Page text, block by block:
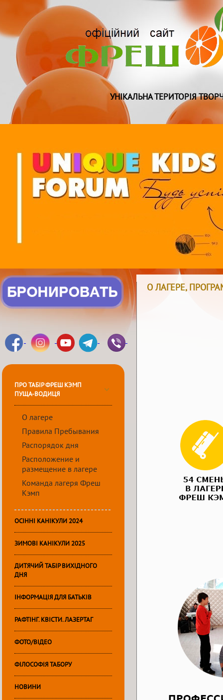
УНІКАЛЬНА ТЕРИТОРІЯ
ПРО ТАБІР ФРЕШ КЭМП
ПУЩА-ВОДИЦЯ
О лагере
Правила Пребывания
Распорядок дня
Расположение и
размещение в лагере
Команда лагеря Фреш
Кэмп
ОСІННІ КАНІКУЛИ 2024
ЗИМОВІ КАНІКУЛИ 2025
ДИТЯЧИЙ ТАБІР ВИХІДНОГО
ДНЯ
ІНФОРМАЦІЯ ДЛЯ БАТЬКІВ
РАФТІНГ. КВІСТИ. ЛАЗЕРТАГ
ФОТО/ВІДЕО
ФІЛОСОФІЯ ТАБОРУ
НОВИНИ
О ЛАГЕРЕ,